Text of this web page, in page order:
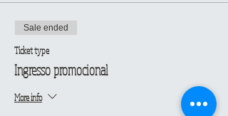
Sale ended
Ticket type
Ingresso promocional
More info